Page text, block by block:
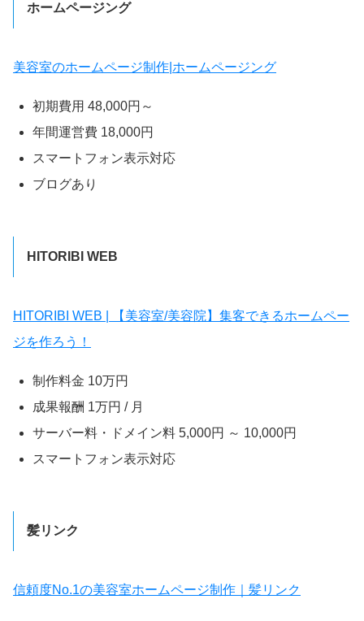
ホームページング
美容室のホームページ制作|ホームページング
初期費用 48,000円～
年間運営費 18,000円
スマートフォン表示対応
ブログあり
HITORIBI WEB
HITORIBI WEB | 【美容室/美容院】集客できるホームペー
ジを作ろう！
制作料金 10万円
成果報酬 1万円 / 月
サーバー料・ドメイン料 5,000円 ～ 10,000円
スマートフォン表示対応
髪リンク
信頼度No.1の美容室ホームページ制作｜髪リンク